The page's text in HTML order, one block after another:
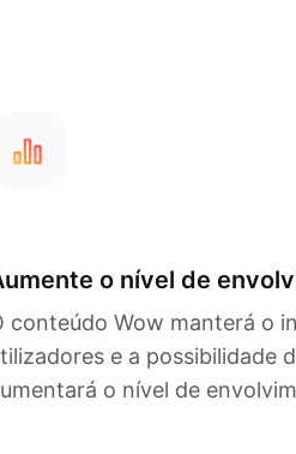
o nível de
conteúdo Wow manterá o
e a possibilidade
o nível de